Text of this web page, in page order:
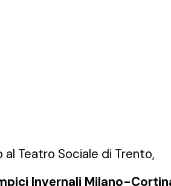
Teatro Sociale di Trento,
Invernali Milano-